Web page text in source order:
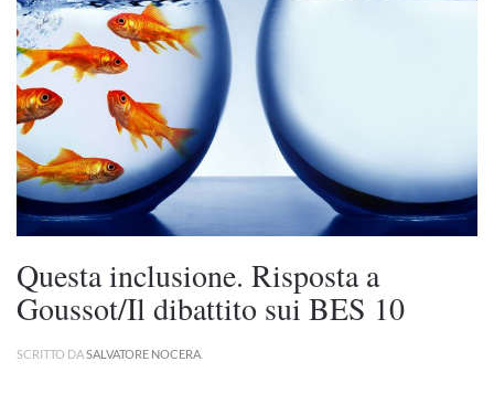
Questa inclusione. Risposta a
Goussot/Il dibattito sui BES 10
SCRITTO DASALVATORE NOCERA